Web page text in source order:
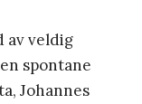
av veldig
spontane
Johannes